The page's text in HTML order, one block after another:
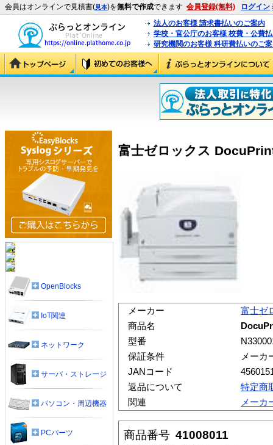
会員はオンラインで見積書(見本)を無料で作成できます 会員登録(無料) ログイン
法人のお客様 請求書払いのご案内
学校・官公庁のお客様 校費・公費
研究機関のお客様 科研費払いのご
富士ゼロックス
メーカー
富士ゼ
商品名
型番
保証条件
メーカ
JANコード
返品について
特定商
関連
メーカ
商品番号 41008011
OpenBlocks
IoT関連
ネットワーク
サーバ・ストレージ
パソコン・周辺機器
PCパーツ